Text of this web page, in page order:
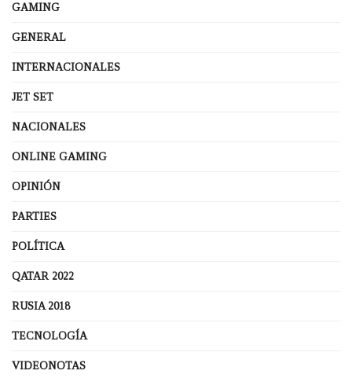
GAMING
GENERAL
INTERNACIONALES
JET SET
NACIONALES
ONLINE GAMING
OPINIÓN
PARTIES
POLÍTICA
QATAR 2022
RUSIA 2018
TECNOLOGÍA
VIDEONOTAS